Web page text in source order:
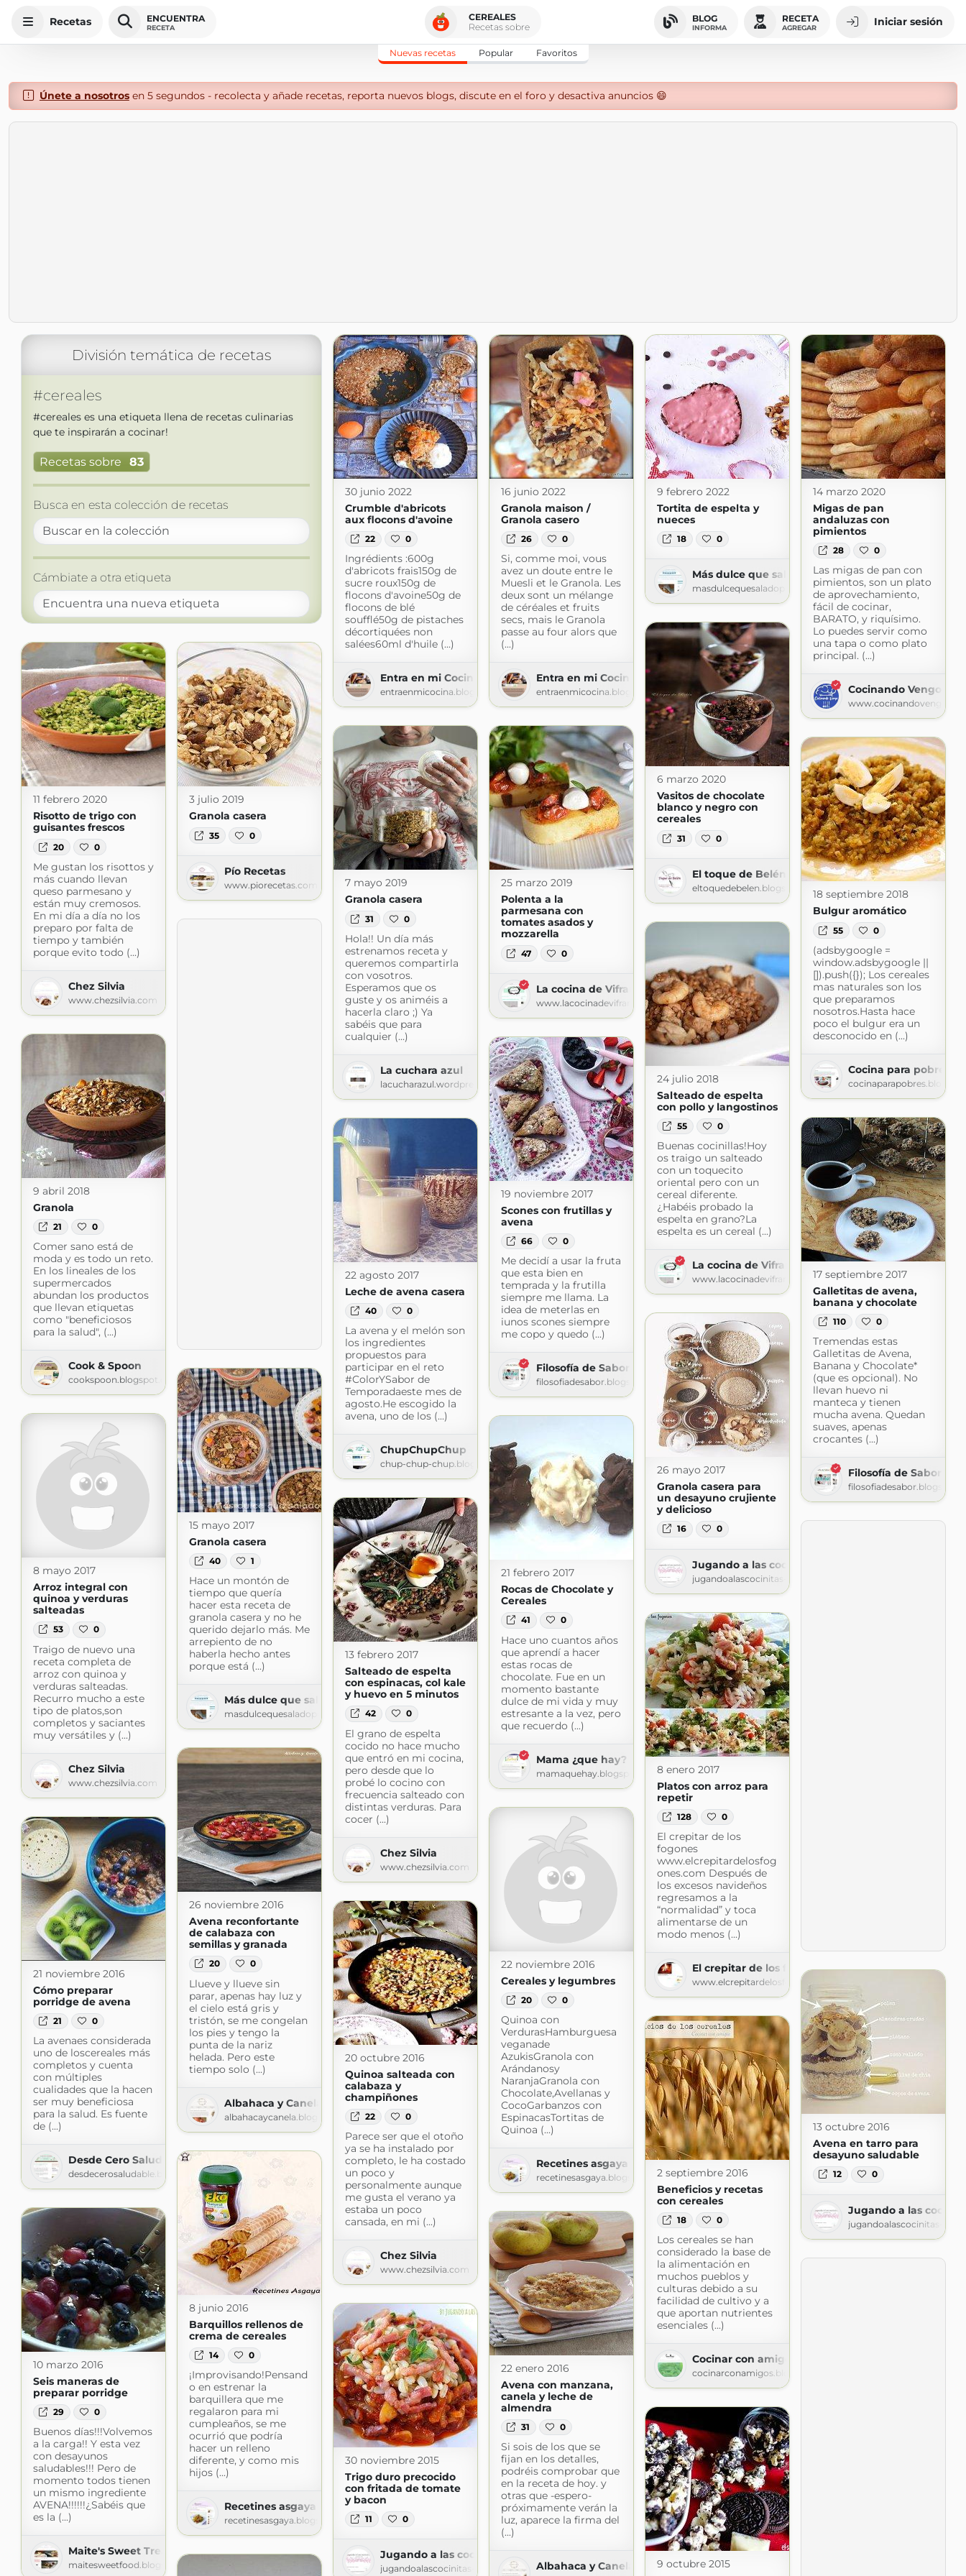
Recetas ENCUENTRA
RECETA
CEREALES
Recetas sobre
BLOG
INFORMA
RECETA
AGREGAR Iniciar sesión
Nuevas recetas Popular Favoritos
Únete a nosotrosen 5 segundos - recolecta y añade recetas, reporta nuevos blogs, discute en el foro y desactiva anuncios 😄
División temática de recetas
#cereales
#cereales es una etiqueta llena de recetas culinarias
que te inspirarán a cocinar!
Recetas sobre 83
Busca en esta colección de recetas
Cámbiate a otra etiqueta
30 junio 2022
Crumble d'abricots
aux flocons d'avoine
22 0
Ingrédients :600g
d'abricots frais150g de
sucre roux150g de
flocons d'avoine50g de
flocons de blé
soufflé50g de pistaches
décortiquées non
salées60ml d'huile (...)
Entra en mi Cocina
entraenmicocina.blogspot.com
16 junio 2022
Granola maison /
Granola casero
26 0
Si, comme moi, vous
avez un doute entre le
Muesli et le Granola. Les
deux sont un mélange
de céréales et fruits
secs, mais le Granola
passe au four alors que
(...)
Entra en mi Cocina
entraenmicocina.blogspot.com
9 febrero 2022
Tortita de espelta y
nueces
18 0
Más dulce que salado
masdulcequesaladopuntocom.blogspot.com
14 marzo 2020
Migas de pan
andaluzas con
pimientos
28 0
Las migas de pan con
pimientos, son un plato
de aprovechamiento,
fácil de cocinar,
BARATO, y riquísimo.
Lo puedes servir como
una tapa o como plato
principal. (...)
Cocinando Vengo
6 marzo 2020
Vasitos de chocolate
blanco y negro con
cereales
31 0
El toque de Belén
eltoquedebelen.blogspot.com
11 febrero 2020
Risotto de trigo con
guisantes frescos
20 0
Me gustan los risottos y
más cuando llevan
queso parmesano y
están muy cremosos.
En mi día a día no los
preparo por falta de
tiempo y también
porque evito todo (...)
Chez Silvia
www.chezsilvia.com
3 julio 2019
Granola casera
35 0
Pío Recetas
www.piorecetas.com
7 mayo 2019
Granola casera
31 0
Hola!! Un día más
estrenamos receta y
queremos compartirla
con vosotros.
Esperamos que os
guste y os animéis a
hacerla claro ;) Ya
sabéis que para
cualquier (...)
La cuchara azul
lacucharazul.wordpress.com
25 marzo 2019
Polenta a la
parmesana con
tomates asados y
mozzarella
47 0
La cocina de Vifran
www.lacocinadevifran.com
18 septiembre 2018
Bulgur aromático
55 0
(adsbygoogle =
window.adsbygoogle ||
[]).push({}); Los cereales
mas naturales son los
que preparamos
nosotros.Hasta hace
poco el bulgur era un
desconocido en (...)
Cocina para pobres
24 julio 2018
Salteado de espelta
con pollo y langostinos
55 0
Buenas cocinillas!Hoy
os traigo un salteado
con un toquecito
oriental pero con un
cereal diferente.
¿Habéis probado la
espelta en grano?La
espelta es un cereal (...)
La cocina de Vifran
www.lacocinadevifran.com
9 abril 2018
Granola
21 0
Comer sano está de
moda y es todo un reto.
En los lineales de los
supermercados
abundan los productos
que llevan etiquetas
como "beneficiosos
para la salud", (...)
Cook & Spoon
cookspoon.blogspot.com
19 noviembre 2017
Scones con frutillas y
avena
66 0
Me decidí a usar la fruta
que esta bien en
temprada y la frutilla
siempre me llama. La
idea de meterlas en
iunos scones siempre
me copo y quedo (...)
Filosofía de Sabor
filosofiadesabor.blogspot.com
17 septiembre 2017
Galletitas de avena,
banana y chocolate
110 0
Tremendas estas
Galletitas de Avena,
Banana y Chocolate*
(que es opcional). No
llevan huevo ni
manteca y tienen
mucha avena. Quedan
suaves, apenas
crocantes (...)
Filosofía de Sabor
22 agosto 2017
Leche de avena casera
40 0
La avena y el melón son
los ingredientes
propuestos para
participar en el reto
#ColorYSabor de
Temporadaeste mes de
agosto.He escogido la
avena, uno de los (...)
ChupChupChup
chup-chup-chup.blogspot.com
26 mayo 2017
Granola casera para
un desayuno crujiente
y delicioso
16 0
Jugando a las cocinitas
jugandoalascocinitas-silvia.blogspot.com
15 mayo 2017
Granola casera
40 1
Hace un montón de
tiempo que quería
hacer esta receta de
granola casera y no he
querido dejarlo más. Me
arrepiento de no
haberla hecho antes
porque está (...)
Más dulce que salado
masdulcequesaladopuntocom.blogspot.com
8 mayo 2017
Arroz integral con
quinoa y verduras
salteadas
53 0
Traigo de nuevo una
receta completa de
arroz con quinoa y
verduras salteadas.
Recurro mucho a este
tipo de platos,son
completos y saciantes
muy versátiles y (...)
Chez Silvia
www.chezsilvia.com
21 febrero 2017
Rocas de Chocolate y
Cereales
41 0
Hace uno cuantos años
que aprendí a hacer
estas rocas de
chocolate. Fue en un
momento bastante
dulce de mi vida y muy
estresante a la vez, pero
que recuerdo (...)
Mama ¿que hay?
mamaquehay.blogspot.com
13 febrero 2017
Salteado de espelta
con espinacas, col kale
y huevo en 5 minutos
42 0
El grano de espelta
cocido no hace mucho
que entró en mi cocina,
pero desde que lo
probé lo cocino con
frecuencia salteado con
distintas verduras. Para
cocer (...)
Chez Silvia
www.chezsilvia.com
8 enero 2017
Platos con arroz para
repetir
128 0
El crepitar de los
fogones
www.elcrepitardelosfog
ones.com Después de
los excesos navideños
regresamos a la
“normalidad” y toca
alimentarse de un
modo menos (...)
El crepitar de los fogones
www.elcrepitardelosfogones.com
26 noviembre 2016
Avena reconfortante
de calabaza con
semillas y granada
20 0
Llueve y llueve sin
parar, apenas hay luz y
el cielo está gris y
tristón, se me congelan
los pies y tengo la
punta de la nariz
helada. Pero este
tiempo solo (...)
Albahaca y Canela
albahacaycanela.blogspot.com
22 noviembre 2016
Cereales y legumbres
20 0
Quinoa con
VerdurasHamburguesa
veganade
AzukisGranola con
Arándanosy
NaranjaGranola con
Chocolate,Avellanas y
CocoGarbanzos con
EspinacasTortitas de
Quinoa (...)
Recetines asgaya
recetinesasgaya.blogspot.com
21 noviembre 2016
Cómo preparar
porridge de avena
21 0
La avenaes considerada
uno de loscereales más
completos y cuenta
con múltiples
cualidades que la hacen
ser muy beneficiosa
para la salud. Es fuente
de (...)
Desde Cero Saludable
desdecerosaludable.blogspot.com
20 octubre 2016
Quinoa salteada con
calabaza y
champiñones
22 0
Parece ser que el otoño
ya se ha instalado por
completo, le ha costado
un poco y
personalmente aunque
me gusta el verano ya
estaba un poco
cansada, en mi (...)
Chez Silvia
www.chezsilvia.com
13 octubre 2016
Avena en tarro para
desayuno saludable
12 0
Jugando a las
jugandoalascocinitas-
2 septiembre 2016
Beneficios y recetas
con cereales
18 0
Los cereales se han
considerado la base de
la alimentación en
muchos pueblos y
culturas debido a su
facilidad de cultivo y a
que aportan nutrientes
esenciales (...)
Cocinar con amigos
cocinarconamigos.blogspot.com
8 junio 2016
Barquillos rellenos de
crema de cereales
14 0
¡Improvisando!Pensand
o en estrenar la
barquillera que me
regalaron para mi
cumpleaños, se me
ocurrió que podría
hacer un relleno
diferente, y como mis
hijos (...)
Recetines asgaya
recetinesasgaya.blogspot.com
10 marzo 2016
Seis maneras de
preparar porridge
29 0
Buenos días!!!Volvemos
a la carga!! Y esta vez
con desayunos
saludables!!! Pero de
momento todos tienen
un mismo ingrediente
AVENA!!!!!!¿Sabéis que
es la (...)
Maite's Sweet Treats
maitesweetfood.blogspot.com
22 enero 2016
Avena con manzana,
canela y leche de
almendra
31 0
Si sois de los que se
fijan en los detalles,
podréis comprobar que
en la receta de hoy. y
otras que -espero-
próximamente verán la
luz, aparece la firma del
(...)
Albahaca y Canela
30 noviembre 2015
Trigo duro precocido
con fritada de tomate
y bacon
11 0
Jugando a las cocinitas
jugandoalascocinitas-silvia.blogspot.com
9 octubre 2015